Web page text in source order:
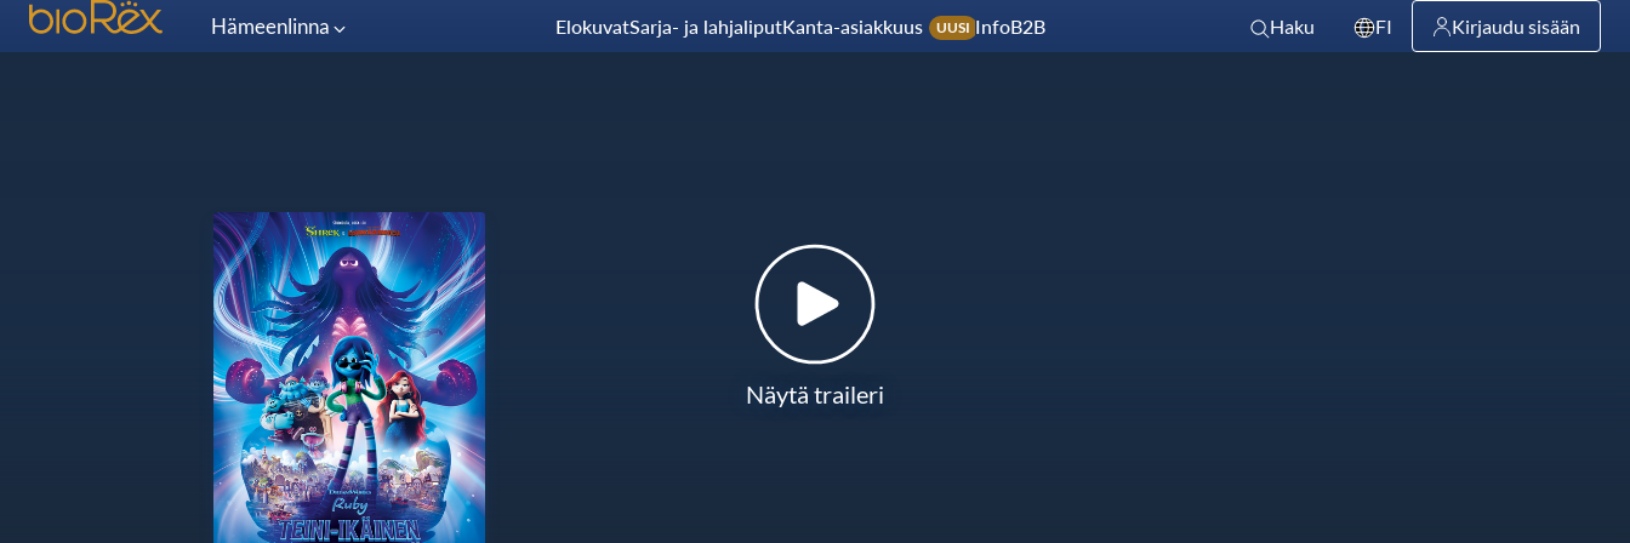
Hämeenlinna ElokuvatSarja- ja lahjaliputKanta-asiakkuus UUSI InfoB2B Haku FI Kirjaudu sisään
Näytä traileri